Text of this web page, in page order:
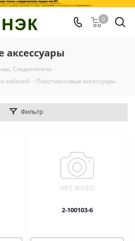
0
аксессуары
Соединители -
кабелей - Пластмассовые аксессуары
Фильтр
2-100103-6